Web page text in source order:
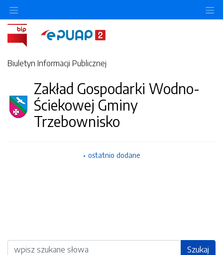
Biuletyn Informacji Publicznej
Zakład Gospodarki Wodno-
Ściekowej Gminy
Trzebownisko
ostatnio dodane
Wyszukiwarka Szukaj